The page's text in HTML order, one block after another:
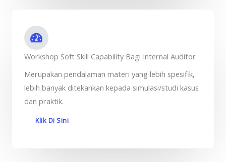
Workshop Soft Skill Capability Bagi Internal Auditor
Merupakan pendalaman materi yang lebih spesifik,
lebih banyak ditekankan kepada simulasi/studi kasus
dan praktik.
Klik Di Sini